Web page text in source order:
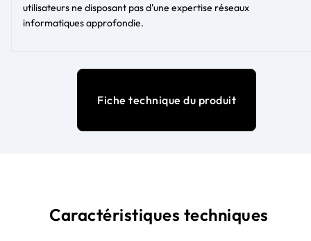
utilisateurs ne disposant pas d'une expertise réseaux
informatiques approfondie.
Fiche technique du produit
Caractéristiques techniques